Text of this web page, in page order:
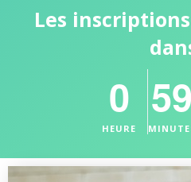
Les
0
HEURE
59